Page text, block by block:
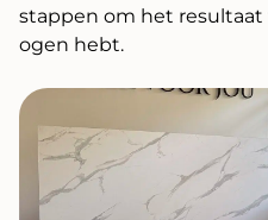
stappen om het
ogen hebt.